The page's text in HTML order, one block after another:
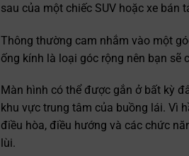
sau của một chiếc SUV hoặc xe bán
Thông thường cam nhắm vào một
ống kính là loại góc rộng nên bạn
Màn hình có thể được gắn ở bất kỳ
khu vực trung tâm của buồng lái. Vì
điều hòa, điều hướng và các chức
lùi.